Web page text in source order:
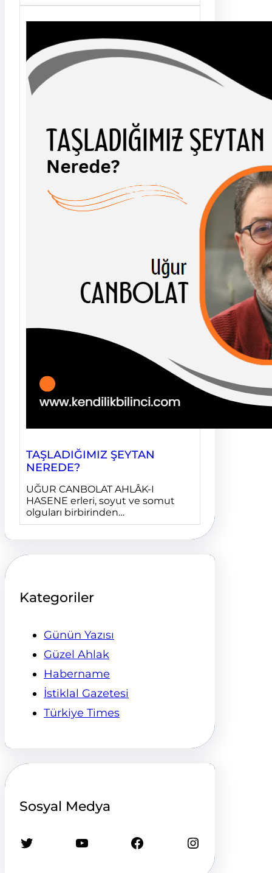
TAŞLADIĞIMIZ ŞEYTAN
NEREDE?
UĞUR CANBOLAT AHLÂK-I
HASENE erleri, soyut ve somut
olguları birbirinden…
Kategoriler
Günün Yazısı
Güzel Ahlak
Habername
İstiklal Gazetesi
Türkiye Times
Sosyal Medya
Twitter YouTube Facebook Instagram